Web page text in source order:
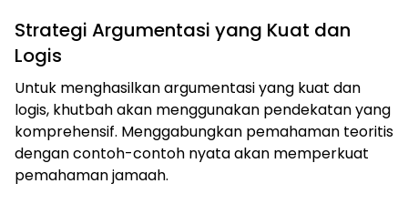
Strategi Argumentasi yang Kuat dan
Logis
Untuk menghasilkan argumentasi yang kuat dan
logis, khutbah akan menggunakan pendekatan yang
komprehensif. Menggabungkan pemahaman teoritis
dengan contoh-contoh nyata akan memperkuat
pemahaman jamaah.